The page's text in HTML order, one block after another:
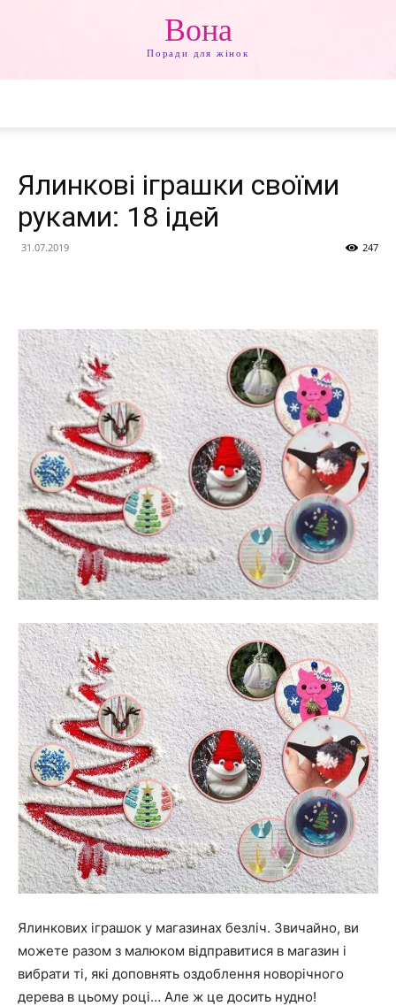
Вона
Поради для жінок
Ялинкові іграшки своїми
руками: 18 ідей
31.07.2019 247
Ялинкових іграшок у магазинах безліч. Звичайно, ви
можете разом з малюком відправитися в магазин і
вибрати ті, які доповнять оздоблення новорічного
дерева в цьому році… Але ж це досить нудно!